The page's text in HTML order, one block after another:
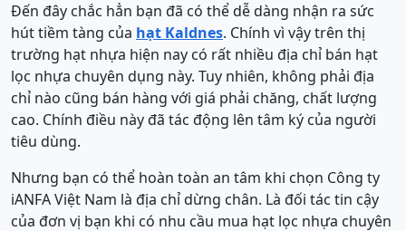
Đến đây chắc hẳn bạn đã có thể dễ dàng nhận ra sức
hút tiềm tàng của hạt Kaldnes. Chính vì vậy trên thị
trường hạt nhựa hiện nay có rất nhiều địa chỉ bán hạt
lọc nhựa chuyên dụng này. Tuy nhiên, không phải địa
chỉ nào cũng bán hàng với giá phải chăng, chất lượng
cao. Chính điều này đã tác động lên tâm ký của người
tiêu dùng.
Nhưng bạn có thể hoàn toàn an tâm khi chọn Công ty
iANFA Việt Nam là địa chỉ dừng chân. Là đối tác tin cậy
của đơn vị bạn khi có nhu cầu mua hạt lọc nhựa chuyên